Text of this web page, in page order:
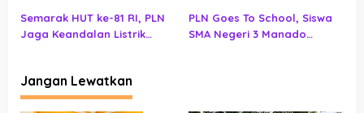
di Wilayah Kepulauan
Semarak HUT ke-81 RI, PLN
Jaga Keandalan Listrik
Tentena
PLN Goes To School, Siswa
SMA Negeri 3 Manado
Jangan Lewatkan